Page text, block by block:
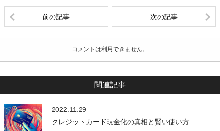
前の記事 次の記事
コメントは利用できません。
関連記事
2022.11.29
クレジットカード現金化の真相と賢い使い方…